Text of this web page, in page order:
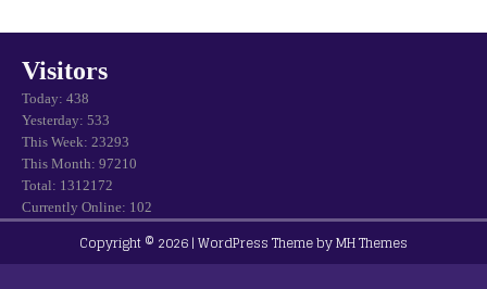
Visitors
Today: 438
Yesterday: 533
This Week: 23293
This Month: 97210
Total: 1312172
Currently Online: 102
Copyright © 2026 | WordPress Theme byMH Themes